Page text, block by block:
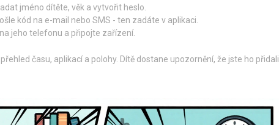
jméno dítěte, věk a vytvořit heslo.
kód na e-mail nebo SMS - ten zadáte v aplikaci.
jeho telefonu a připojte zařízení.
času, aplikací a polohy. Dítě dostane upozornění, že jste ho přidali